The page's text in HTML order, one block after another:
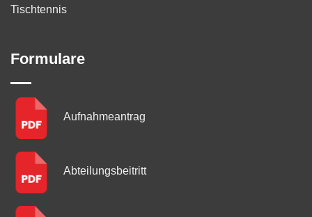
Tischtennis
Formulare
Aufnahmeantrag
Abteilungsbeitritt